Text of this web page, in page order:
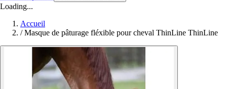
Loading...
Accueil
/ Masque de pâturage fléxible pour cheval ThinLine ThinLine